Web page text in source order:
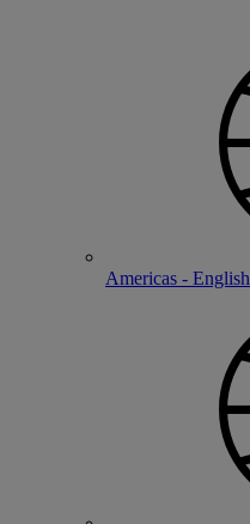
Americas - English